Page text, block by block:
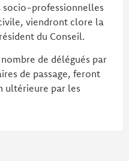
socio-professionnelles
viendront clore la
du Conseil.
de délégués par
de passage, feront
ultérieure par les